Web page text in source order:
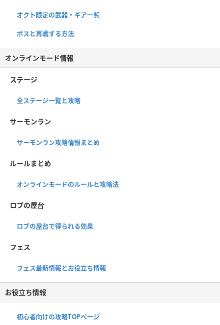
オクト限定の武器・ギア一覧
ボスと再戦する方法
オンラインモード情報
ステージ
全ステージ一覧と攻略
サーモンラン
サーモンラン攻略情報まとめ
ルールまとめ
オンラインモードのルールと攻略法
ロブの屋台
ロブの屋台で得られる効果
フェス
フェス最新情報とお役立ち情報
お役立ち情報
初心者向けの攻略TOPページ